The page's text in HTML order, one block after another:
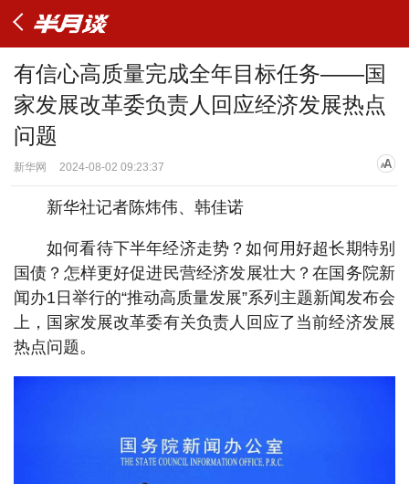
有信心高质量完成全年目标任务——国
家发展改革委负责人回应经济发展热点
问题
新华网 2024-08-02 09:23:37
新华社记者陈炜伟、韩佳诺
如何看待下半年经济走势？如何用好超长期特别
国债？怎样更好促进民营经济发展壮大？在国务院新
闻办1日举行的“推动高质量发展”系列主题新闻发布会
上，国家发展改革委有关负责人回应了当前经济发展
热点问题。